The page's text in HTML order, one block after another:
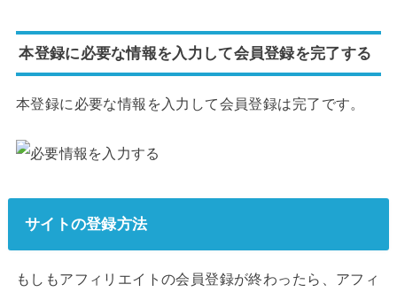
本登録に必要な情報を入力して会員登録を完了する
本登録に必要な情報を入力して会員登録は完了です。
サイトの登録方法
もしもアフィリエイトの会員登録が終わったら、アフィ